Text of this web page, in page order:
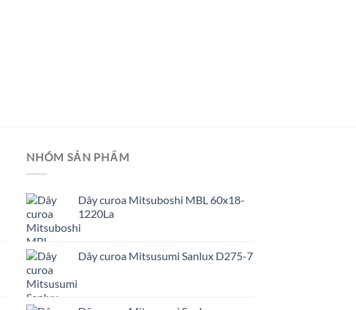
NHÓM SẢN PHẨM
Dây curoa Mitsuboshi MBL 60x18-
1220La
Dây curoa Mitsusumi Sanlux D275-7